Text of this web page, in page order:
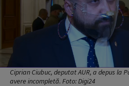
Ciprian Ciubuc, deputat AUR, a depus la
avere incompletă. Foto: Digi24